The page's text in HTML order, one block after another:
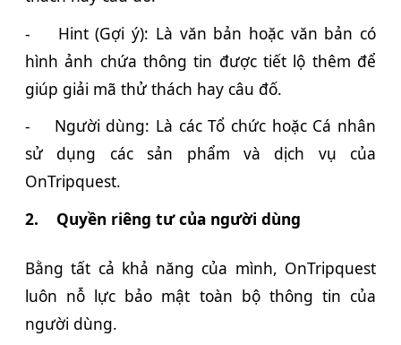
-
Hint (Gợi ý): Là văn bản hoặc văn bản có
hình ảnh chứa thông tin được tiết lộ thêm để
giúp giải mã thử thách hay câu đố.
-
Người dùng: Là các Tổ chức hoặc Cá nhân
sử dụng các sản phẩm và dịch vụ của
OnTripquest.
2.
Quyền riêng tư của người dùng
Bằng tất cả khả năng của mình, OnTripquest
luôn nỗ lực bảo mật toàn bộ thông tin của
người dùng.